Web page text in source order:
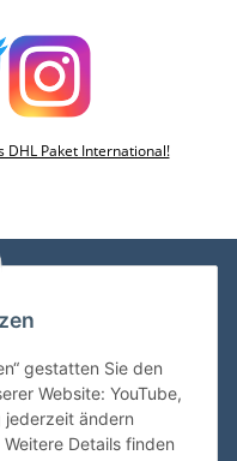
DHL Paket International!
gestatten Sie den
Website: YouTube,
jederzeit ändern
Details finden